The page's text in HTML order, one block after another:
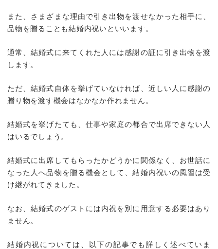
また、さまざまな理由で引き出物を渡せなかった相手に、
品物を贈ることも結婚内祝いといいます。
通常、結婚式に来てくれた人には感謝の証に引き出物を渡
します。
ただ、結婚式自体を挙げていなければ、近しい人に感謝の
贈り物を渡す機会はなかなか作れません。
結婚式を挙げたても、仕事や家庭の都合で出席できない人
はいるでしょう。
結婚式に出席してもらったかどうかに関係なく、お世話に
なった人へ品物を贈る機会として、結婚内祝いの風習は受
け継がれてきました。
なお、結婚式のゲストには内祝を別に用意する必要はあり
ません。
結婚内祝については、以下の記事でも詳しく述べていま